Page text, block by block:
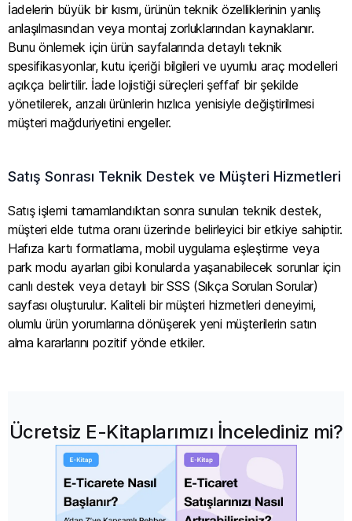
İadelerin büyük bir kısmı, ürünün teknik özelliklerinin yanlış
anlaşılmasından veya montaj zorluklarından kaynaklanır.
Bunu önlemek için ürün sayfalarında detaylı teknik
spesifikasyonlar, kutu içeriği bilgileri ve uyumlu araç modelleri
açıkça belirtilir. İade lojistiği süreçleri şeffaf bir şekilde
yönetilerek, arızalı ürünlerin hızlıca yenisiyle değiştirilmesi
müşteri mağduriyetini engeller.
Satış Sonrası Teknik Destek ve Müşteri Hizmetleri
Satış işlemi tamamlandıktan sonra sunulan teknik destek,
müşteri elde tutma oranı üzerinde belirleyici bir etkiye sahiptir.
Hafıza kartı formatlama, mobil uygulama eşleştirme veya
park modu ayarları gibi konularda yaşanabilecek sorunlar için
canlı destek veya detaylı bir SSS (Sıkça Sorulan Sorular)
sayfası oluşturulur. Kaliteli bir müşteri hizmetleri deneyimi,
olumlu ürün yorumlarına dönüşerek yeni müşterilerin satın
alma kararlarını pozitif yönde etkiler.
Ücretsiz E-Kitaplarımızı İncelediniz mi?